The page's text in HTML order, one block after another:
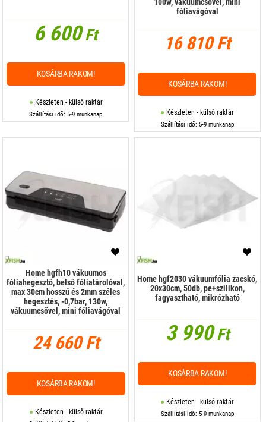
Szódakészítő gép, tartozék
Tepsi, sütőforma
Turmix, daráló
Univerzális robotgép
Vasaló
6 600Ft
Készleten - külső raktár
Szállítási idő: 5-9 munkanap
KOSÁRBA RAKOM!
fóliavágóval
16 810 Ft
Készleten - külső raktár
Szállítási idő: 5-9 munkanap
KOSÁRBA RAKOM!
Home hgfh10 vákuumos
fóliahegesztő, belső fóliatárolóval,
max 30cm hosszú és 2mm széles
hegesztés, -0,7bar, 130w,
vákuumcsővel, mini fóliavágóval
24 660 Ft
Készleten - külső raktár
KOSÁRBA RAKOM!
Home hgf2030 vákuumfólia zacskó,
20x30cm, 50db, pe+szilikon,
fagyasztható, mikrózható
3 990Ft
Készleten - külső raktár
Szállítási idő: 5-9 munkanap
KOSÁRBA RAKOM!